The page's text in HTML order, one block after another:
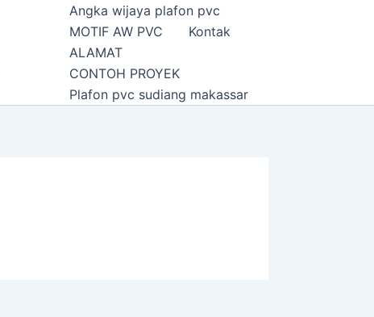
Angka wijaya plafon pvc
MOTIF AW PVC
Kontak
ALAMAT
CONTOH PROYEK
Plafon pvc sudiang makassar